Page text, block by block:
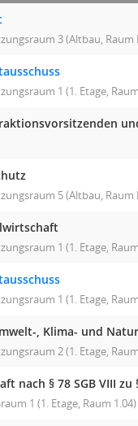
3 (Altbau, Raum
1 (1. Etage,
5 (Altbau, Raum
1 (1. Etage,
1 (1. Etage,
, Klima- und
2 (1. Etage,
nach § 78 SGB VIII zu
1 (1. Etage, Raum 1.04)